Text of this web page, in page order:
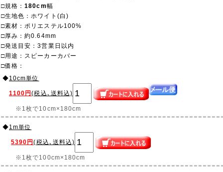
□規格：180cm幅
□生地色：ホワイト(白)
□素材：ポリエステル100%
□厚み：約0.64mm
□発送目安：3営業日以内
□用途：スピーカーカバー
□価格：
◆10cm単位
1100円(税込､送料込)
※1枚で10cm×180cm
◆1m単位
5390円(税込､送料込)
※1枚で100cm×180cm